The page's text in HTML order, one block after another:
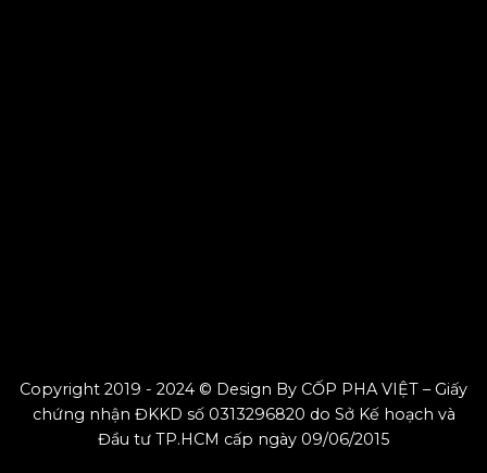
Copyright 2019 - 2024 © Design By CỐP PHA VIỆT – Giấy
chứng nhận ĐKKD số 0313296820 do Sở Kế hoạch và
Đầu tư TP.HCM cấp ngày 09/06/2015